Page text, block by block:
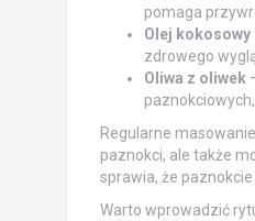
pomaga
Olej kokosowy
zdrowego
Oliwa z oliwek
Regularne
paznokci, ale także
sprawia, że
Warto wprowadzić